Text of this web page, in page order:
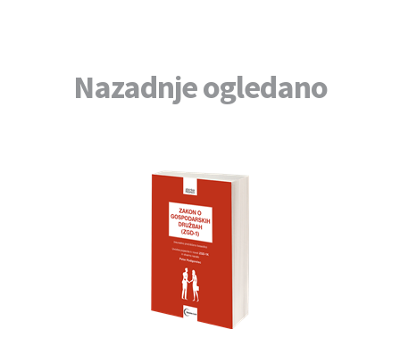
Nazadnje ogledano